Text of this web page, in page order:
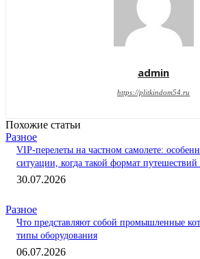
admin
https://plitkindom54.ru
Похожие статьи
Разное
VIP-перелеты на частном самолете:
ситуации, когда такой формат путешествий
30.07.2026
Разное
Что представляют собой промышленные
типы оборудования
06.07.2026